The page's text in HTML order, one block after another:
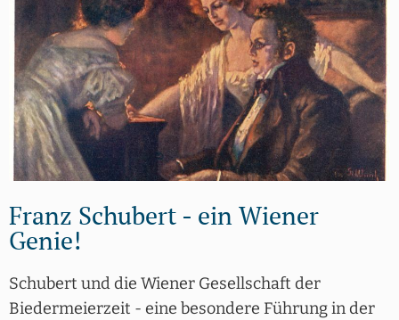
Franz Schubert - ein Wiener
Genie!
Schubert und die Wiener Gesellschaft der
Biedermeierzeit - eine besondere Führung in der